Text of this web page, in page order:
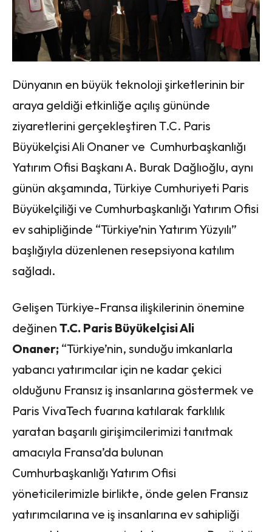
Dünyanın en büyük teknoloji şirketlerinin bir
araya geldiği etkinliğe açılış gününde
ziyaretlerini gerçekleştiren T.C. Paris
Büyükelçisi Ali Onaner ve Cumhurbaşkanlığı
Yatırım Ofisi Başkanı A. Burak Dağlıoğlu, aynı
günün akşamında, Türkiye Cumhuriyeti Paris
Büyükelçiliği ve Cumhurbaşkanlığı Yatırım Ofisi
ev sahipliğinde “Türkiye’nin Yatırım Yüzyılı”
başlığıyla düzenlenen resepsiyona katılım
sağladı.
Gelişen Türkiye-Fransa ilişkilerinin önemine
değinen T.C. Paris Büyükelçisi Ali
Onaner; “Türkiye’nin, sunduğu imkanlarla
yabancı yatırımcılar için ne kadar çekici
olduğunu Fransız iş insanlarına göstermek ve
Paris VivaTech fuarına katılarak farklılık
yaratan başarılı girişimcilerimizi tanıtmak
amacıyla Fransa’da bulunan
Cumhurbaşkanlığı Yatırım Ofisi
yöneticilerimizle birlikte, önde gelen Fransız
yatırımcılarına ve iş insanlarına ev sahipliği